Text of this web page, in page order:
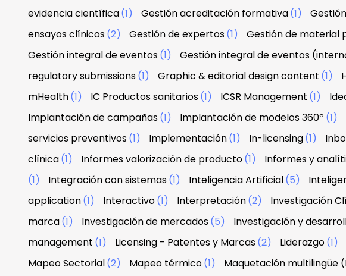
evidencia científica(1) Gestión acreditación formativa(1)
ensayos clínicos(2) Gestión de expertos(1) Gestión de material
Gestión integral de eventos(1) Gestión integral de eventos
regulatory submissions(1) Graphic & editorial design content (1)
mHealth(1) IC Productos sanitarios(1) ICSR Management (1)
Implantación de campañas(1) Implantación de modelos 360º (1)
servicios preventivos(1) Implementación(1) In-licensing(1)
clínica(1) Informes valorización de producto(1) Informes y
(1)
Integración con sistemas(1) Inteligencia Artificial(5)
application(1) Interactivo(1) Interpretación(2) Investigación
marca(1) Investigación de mercados(5) Investigación y
management (1) Licensing - Patentes y Marcas(2) Liderazgo(1)
Mapeo Sectorial(2) Mapeo térmico(1) Maquetación multilingüe